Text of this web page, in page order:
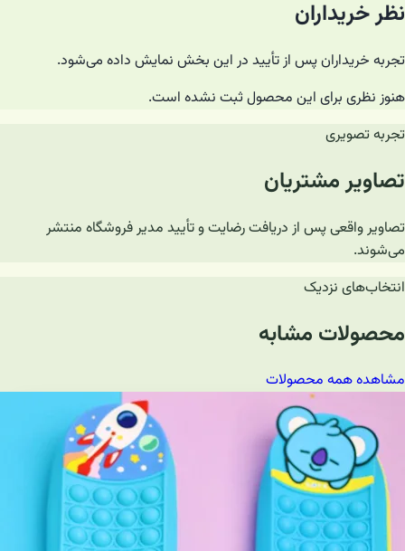
نظر خریداران
تجربه خریداران پس از تأیید در این بخش نمایش داده می‌شود.
هنوز نظری برای این محصول ثبت نشده است.
تجربه تصویری
تصاویر مشتریان
تصاویر واقعی پس از دریافت رضایت و تأیید مدیر فروشگاه منتشر
می‌شوند.
انتخاب‌های نزدیک
محصولات مشابه
مشاهده همه محصولات